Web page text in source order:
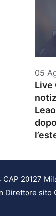
05
Live
CAP 20127
Direttore sito